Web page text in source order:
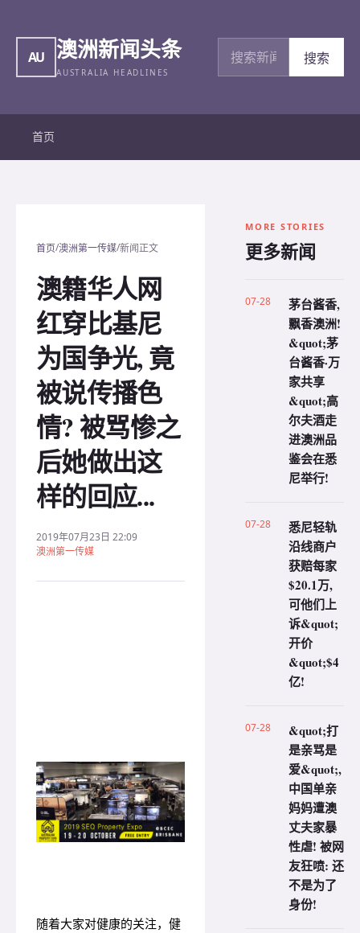
AU 澳洲新闻头条
AUSTRALIA HEADLINES
搜索新闻
搜索
首页
首页/澳洲第一传媒/新闻正文
澳籍华人网
红穿比基尼
为国争光, 竟
被说传播色
情? 被骂惨之
后她做出这
样的回应...
2019年07月23日 22:09
澳洲第一传媒
随着大家对健康的关注，健
MORE STORIES
更多新闻
07-28
茅台酱香,
飘香澳洲!
&quot;茅
台酱香·万
家共享
&quot;高
尔夫酒走
进澳洲品
鉴会在悉
尼举行!
07-28
悉尼轻轨
沿线商户
获赔每家
$20.1万,
可他们上
诉&quot;
开价
&quot;$4
亿!
07-28
&quot;打
是亲骂是
爱&quot;,
中国单亲
妈妈遭澳
丈夫家暴
性虐! 被网
友狂喷: 还
不是为了
身份!